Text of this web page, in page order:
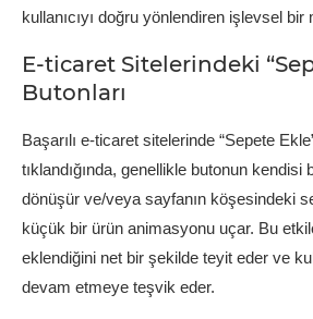
kullanıcıyı doğru yönlendiren işlevsel
E-ticaret Sitelerindeki
Butonları
Başarılı e-ticaret sitelerinde “Sepete
tıklandığında, genellikle butonun kendisi
dönüşür ve/veya sayfanın köşesindeki
küçük bir ürün animasyonu uçar. Bu
eklendiğini net bir şekilde teyit eder ve
devam etmeye teşvik eder.